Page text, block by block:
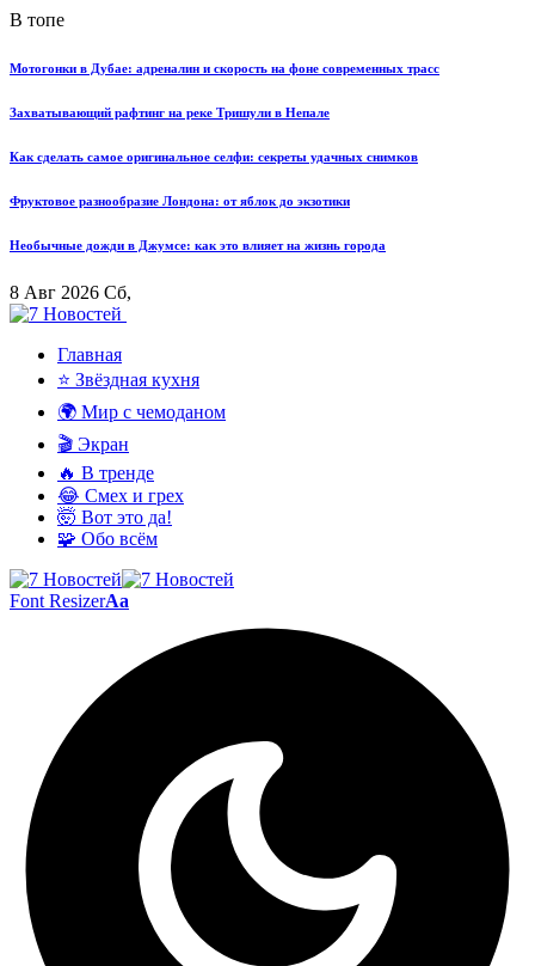
В топе
Мотогонки в Дубае: адреналин и скорость на фоне современных трасс
Захватывающий рафтинг на реке Тришули в Непале
Как сделать самое оригинальное селфи: секреты удачных снимков
Фруктовое разнообразие Лондона: от яблок до экзотики
Необычные дожди в Джумсе: как это влияет на жизнь города
8 Авг 2026 Сб,
Главная
⭐ Звёздная кухня
🌍 Мир с чемоданом
🎬 Экран
🔥 В тренде
😂 Смех и грех
🤯 Вот это да!
🧩 Обо всём
Font ResizerAa